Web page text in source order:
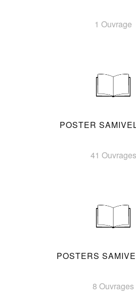
1 Ouvrage
POSTER
41 Ouvrages
POSTERS
8 Ouvrages